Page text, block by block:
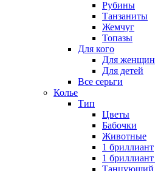
Рубины
Танзаниты
Жемчуг
Топазы
Для кого
Для женщин
Для детей
Все серьги
Колье
Тип
Цветы
Бабочки
Животные
1 бриллиант
1
Танцующий